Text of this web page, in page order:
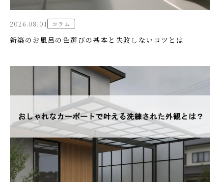
2026.08.01 コラム
新築のお風呂の色選びの基本と失敗しないコツとは